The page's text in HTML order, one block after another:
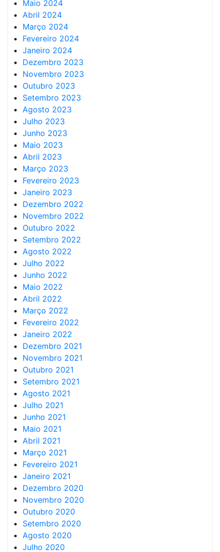
Maio 2024
Abril 2024
Março 2024
Fevereiro 2024
Janeiro 2024
Dezembro 2023
Novembro 2023
Outubro 2023
Setembro 2023
Agosto 2023
Julho 2023
Junho 2023
Maio 2023
Abril 2023
Março 2023
Fevereiro 2023
Janeiro 2023
Dezembro 2022
Novembro 2022
Outubro 2022
Setembro 2022
Agosto 2022
Julho 2022
Junho 2022
Maio 2022
Abril 2022
Março 2022
Fevereiro 2022
Janeiro 2022
Dezembro 2021
Novembro 2021
Outubro 2021
Setembro 2021
Agosto 2021
Julho 2021
Junho 2021
Maio 2021
Abril 2021
Março 2021
Fevereiro 2021
Janeiro 2021
Dezembro 2020
Novembro 2020
Outubro 2020
Setembro 2020
Agosto 2020
Julho 2020